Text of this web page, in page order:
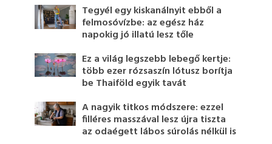
Tegyél egy kiskanálnyit ebből a
felmosóvízbe: az egész ház
napokig jó illatú lesz tőle
Ez a világ legszebb lebegő kertje:
több ezer rózsaszín lótusz borítja
be Thaiföld egyik tavát
A nagyik titkos módszere: ezzel
filléres masszával lesz újra tiszta
az odaégett lábos súrolás nélkül is